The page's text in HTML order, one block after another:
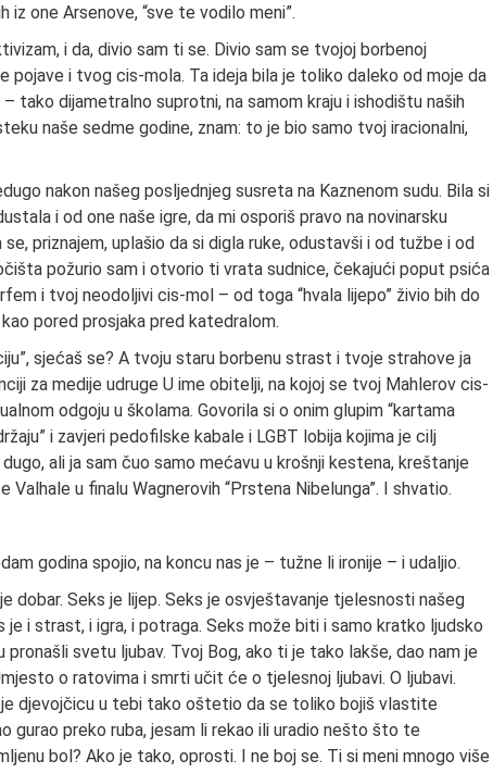
one Arsenove, “sve te vodilo meni”.
i da, divio sam ti se. Divio sam se tvojoj borbenoj
pojave i tvog cis-mola. Ta ideja bila je toliko daleko od moje da
tako dijametralno suprotni, na samom kraju i ishodištu naših
naše sedme godine, znam: to je bio samo tvoj iracionalni,
nakon našeg posljednjeg susreta na Kaznenom sudu. Bila si
i od one naše igre, da mi osporiš pravo na novinarsku
priznajem, uplašio da si digla ruke, odustavši i od tužbe i od
požurio sam i otvorio ti vrata sudnice, čekajući poput psića
i tvoj neodoljivi cis-mol – od toga “hvala lijepo” živio bih do
pored prosjaka pred katedralom.
sjećaš se? A tvoju staru borbenu strast i tvoje strahove ja
za medije udruge U ime obitelji, na kojoj se tvoj Mahlerov cis-
odgoju u školama. Govorila si o onim glupim “kartama
i zavjeri pedofilske kabale i LGBT lobija kojima je cilj
ali ja sam čuo samo mećavu u krošnji kestena, kreštanje
u finalu Wagnerovih “Prstena Nibelunga”. I shvatio.
godina spojio, na koncu nas je – tužne li ironije – i udaljio.
dobar. Seks je lijep. Seks je osvještavanje tjelesnosti našeg
i strast, i igra, i potraga. Seks može biti i samo kratko ljudsko
svetu ljubav. Tvoj Bog, ako ti je tako lakše, dao nam je
o ratovima i smrti učit će o tjelesnoj ljubavi. O ljubavi.
djevojčicu u tebi tako oštetio da se toliko bojiš vlastite
gurao preko ruba, jesam li rekao ili uradio nešto što te
bol? Ako je tako, oprosti. I ne boj se. Ti si meni mnogo više